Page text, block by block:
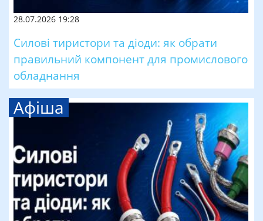
28.07.2026 19:28
Силові тиристори та діоди: як обрати
правильний компонент для промислового
обладнання
Афіша